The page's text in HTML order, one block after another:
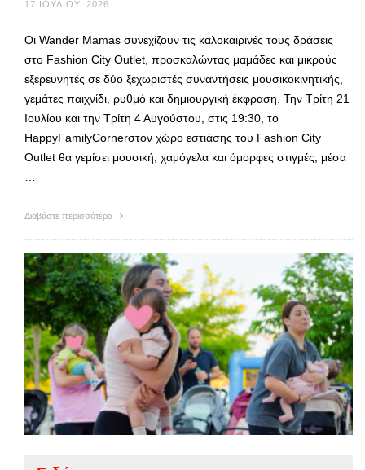
17 ΙΟΥΛΊΟΥ, 2026
Οι Wander Mamas συνεχίζουν τις καλοκαιρινές τους δράσεις
στο Fashion City Outlet, προσκαλώντας μαμάδες και μικρούς
εξερευνητές σε δύο ξεχωριστές συναντήσεις μουσικοκινητικής,
γεμάτες παιχνίδι, ρυθμό και δημιουργική έκφραση. Την Τρίτη 21
Ιουλίου και την Τρίτη 4 Αυγούστου, στις 19:30, το
HappyFamilyCornerστον χώρο εστιάσης του Fashion City
Outlet θα γεμίσει μουσική, χαμόγελα και όμορφες στιγμές, μέσα
Διαβάστε περισσότερα